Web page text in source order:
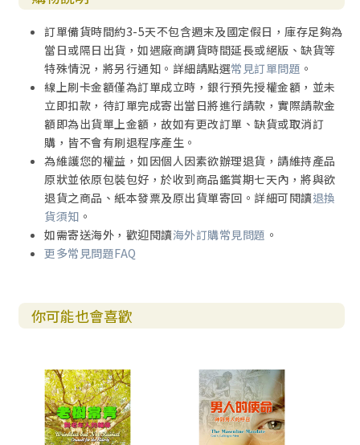
智慧抉擇
創設紀念碑
訂單備貨時間約3-5天不包含週末及國定假日，庫存足夠為
當日或隔日出貨，如遇廠商調貨時間延長或絕版、缺貨等
特殊情況，將另行通知。詳細請點選常見訂單問題 。
線上刷卡金額僅為訂單成立時，銀行預先授權金額，並未
立即扣款，待訂單完成寄出當日將進行請款，實際請款金
額即為出貨單上金額，故如有更改訂單、缺貨或取消訂
購，皆不會有刷退程序產生。
為維護您的權益，如因個人因素欲辦理退貨，請維持產品
原狀並依原包裝包好，於收到商品鑑賞期七天內，將與欲
退貨之商品、紙本發票及原出貨單寄回。詳細可閱讀退換
貨須知 。
如需寄送海外，歡迎閱讀海外訂購常見問題 。
更多常見問題FAQ
你可能也會喜歡